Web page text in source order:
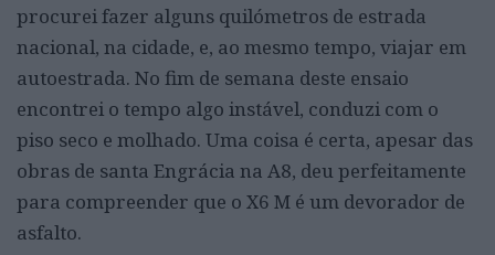
procurei fazer alguns quilómetros de estrada
nacional, na cidade, e, ao mesmo tempo, viajar em
autoestrada. No fim de semana deste ensaio
encontrei o tempo algo instável, conduzi com o
piso seco e molhado. Uma coisa é certa, apesar das
obras de santa Engrácia na A8, deu perfeitamente
para compreender que o X6 M é um devorador de
asfalto.